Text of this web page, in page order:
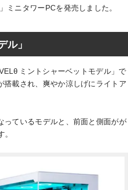
ミニタワーPCを発売しました。
ル」
ミントシャーベットモデル」で
載され、爽やか涼しげにライトア
っているモデルと、前面と側面がが